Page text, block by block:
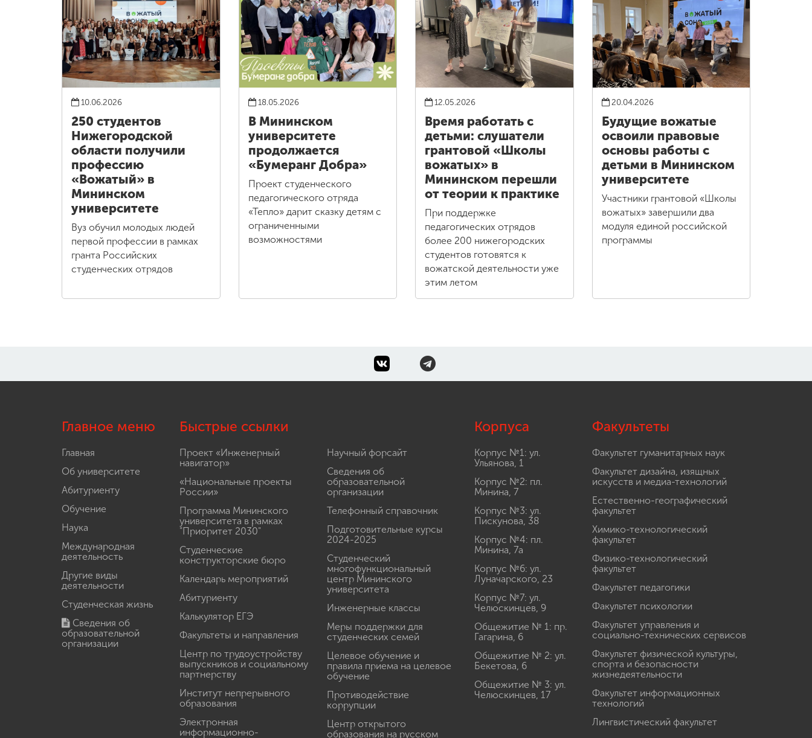
10.06.2026
250 студентов
Нижегородской
области получили
профессию
«Вожатый» в
Мининском
университете
Вуз обучил молодых людей
первой профессии в рамках
гранта Российских
студенческих отрядов
18.05.2026
В Мининском
университете
продолжается
«Бумеранг Добра»
Проект студенческого
педагогического отряда
«Тепло» дарит сказку детям с
ограниченными
возможностями
12.05.2026
Время работать с
детьми: слушатели
грантовой «Школы
вожатых» в
Мининском перешли
от теории к практике
При поддержке
педагогических отрядов
более 200 нижегородских
студентов готовятся к
вожатской деятельности уже
этим летом
20.04.2026
Будущие вожатые
освоили правовые
основы работы с
детьми в Мининском
университете
Участники грантовой «Школы
вожатых» завершили два
модуля единой российской
программы
Главное меню
Главная
Об университете
Абитуриенту
Обучение
Наука
Международная
деятельность
Другие виды
деятельности
Студенческая жизнь
Сведения об
образовательной
организации
Быстрые ссылки
Проект «Инженерный
навигатор»
«Национальные проекты
России»
Программа Мининского
университета в рамках
"Приоритет 2030"
Студенческие
конструкторские бюро
Календарь мероприятий
Абитуриенту
Калькулятор ЕГЭ
Факультеты и направления
Центр по трудоустройству
выпускников и социальному
партнерству
Институт непрерывного
образования
Электронная
информационно-
Научный форсайт
Сведения об
образовательной
организации
Телефонный справочник
Подготовительные курсы
2024-2025
Студенческий
многофункциональный
центр Мининского
университета
Инженерные классы
Меры поддержки для
студенческих семей
Целевое обучение и
правила приема на целевое
обучение
Противодействие
коррупции
Центр открытого
образования на русском
Корпуса
Корпус №1: ул.
Ульянова, 1
Корпус №2: пл.
Минина, 7
Корпус №3: ул.
Пискунова, 38
Корпус №4: пл.
Минина, 7а
Корпус №6: ул.
Луначарского, 23
Корпус №7: ул.
Челюскинцев, 9
Общежитие № 1: пр.
Гагарина, 6
Общежитие № 2: ул.
Бекетова, 6
Общежитие № 3: ул.
Челюскинцев, 17
Факультеты
Факультет гуманитарных наук
Факультет дизайна, изящных
искусств и медиа-технологий
Естественно-географический
факультет
Химико-технологический
факультет
Физико-технологический
факультет
Факультет педагогики
Факультет психологии
Факультет управления и
социально-технических сервисов
Факультет физической культуры,
спорта и безопасности
жизнедеятельности
Факультет информационных
технологий
Лингвистический факультет